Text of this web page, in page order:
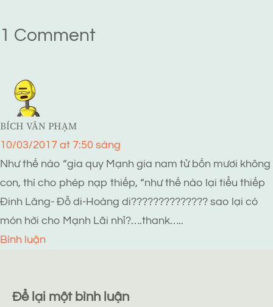
1 Comment
BÍCH VÂN PHẠM
10/03/2017 at 7:50 sáng
Như thế nào “gia quy Mạnh gia nam tử bốn mươi không
con, thì cho phép nạp thiếp, “như thế nào lại tiểu thiếp
Đinh Lăng- Đỗ di-Hoàng di?????????????? sao lại có
món hời cho Mạnh Lãi nhỉ?….thank…..
Bình luận
Để lại một bình luận